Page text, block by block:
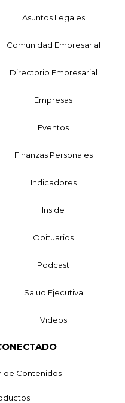
Asuntos Legales
Comunidad Empresarial
Directorio Empresarial
Empresas
Eventos
Finanzas Personales
Indicadores
Inside
Obituarios
Podcast
Salud Ejecutiva
Videos
de Contenidos